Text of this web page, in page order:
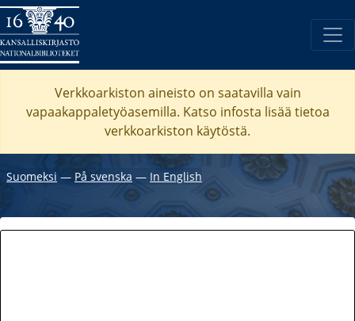
Verkkoarkiston aineisto on saatavilla vain
vapaakappaletyöasemilla. Katso infosta lisää tietoa
verkkoarkiston käytöstä.
Suomeksi ― På svenska ― In English